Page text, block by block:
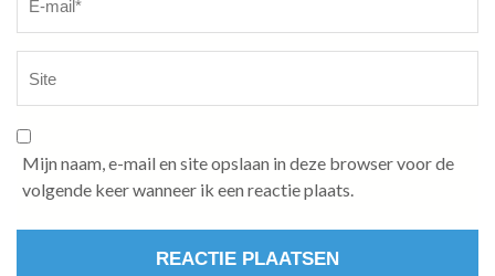
Mijn naam, e-mail en site opslaan in deze browser voor de
volgende keer wanneer ik een reactie plaats.